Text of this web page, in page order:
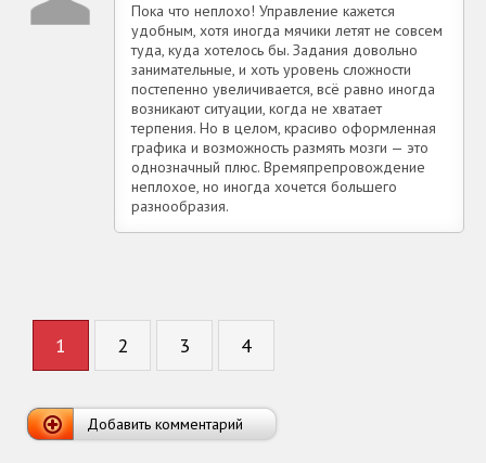
Пока что неплохо! Управление кажется
удобным, хотя иногда мячики летят не совсем
туда, куда хотелось бы. Задания довольно
занимательные, и хоть уровень сложности
постепенно увеличивается, всё равно иногда
возникают ситуации, когда не хватает
терпения. Но в целом, красиво оформленная
графика и возможность размять мозги — это
однозначный плюс. Времяпрепровождение
неплохое, но иногда хочется большего
разнообразия.
1 2 3 4
Добавить комментарий